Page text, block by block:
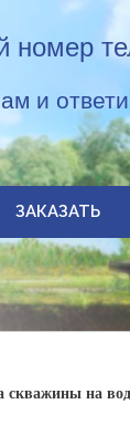
номер
и
ЗАКАЗАТЬ
скважины на